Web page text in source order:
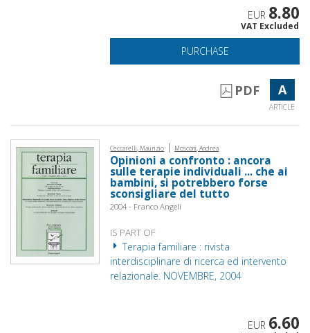
EUR 8.80
VAT Excluded
PURCHASE
PDF A
ARTICLE
Ceccarelli, Maurizio | Mosconi, Andrea
Opinioni a confronto : ancora
sulle terapie individuali ... che ai
bambini, si potrebbero forse
sconsigliare del tutto
2004 - Franco Angeli
IS PART OF
Terapia familiare : rivista
interdisciplinare di ricerca ed intervento
relazionale. NOVEMBRE, 2004
EUR 6.60